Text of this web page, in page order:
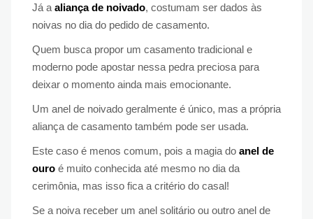
Já a aliança de noivado, costumam ser dados às
noivas no dia do pedido de casamento.
Quem busca propor um casamento tradicional e
moderno pode apostar nessa pedra preciosa para
deixar o momento ainda mais emocionante.
Um anel de noivado geralmente é único, mas a própria
aliança de casamento também pode ser usada.
Este caso é menos comum, pois a magia do anel de
ouro é muito conhecida até mesmo no dia da
cerimônia, mas isso fica a critério do casal!
Se a noiva receber um anel solitário ou outro anel de